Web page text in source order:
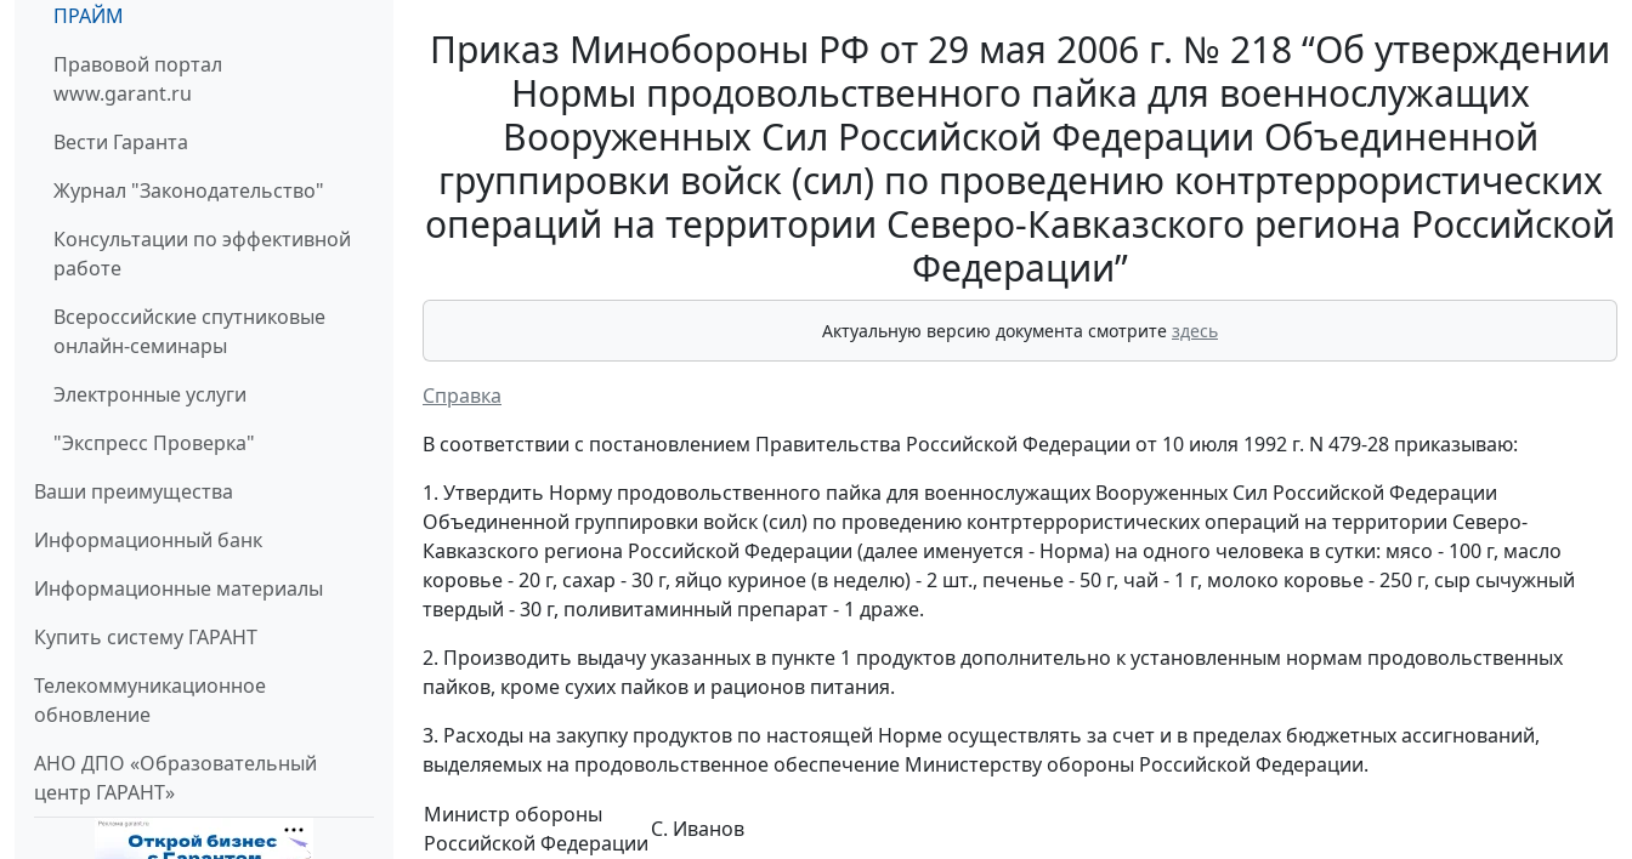
ПРАЙМ
Правовой портал
www.garant.ru
Вести Гаранта
Журнал "Законодательство"
Консультации по эффективной
работе
Всероссийские спутниковые
онлайн-семинары
Электронные услуги
"Экспресс Проверка"
Ваши преимущества
Информационный банк
Информационные материалы
Купить систему ГАРАНТ
Телекоммуникационное
обновление
АНО ДПО «Образовательный
центр ГАРАНТ»
Приказ Минобороны РФ от 29 мая 2006 г. № 218 “Об утверждении
Нормы продовольственного пайка для военнослужащих
Вооруженных Сил Российской Федерации Объединенной
группировки войск (сил) по проведению контртеррористических
операций на территории Северо-Кавказского региона Российской
Федерации”
Актуальную версию документа смотрите здесь
Справка
В соответствии с постановлением Правительства Российской Федерации от 10 июля 1992 г. N 479-28 приказываю:
1. Утвердить Норму продовольственного пайка для военнослужащих Вооруженных Сил Российской Федерации
Объединенной группировки войск (сил) по проведению контртеррористических операций на территории Северо-
Кавказского региона Российской Федерации (далее именуется - Норма) на одного человека в сутки: мясо - 100 г, масло
коровье - 20 г, сахар - 30 г, яйцо куриное (в неделю) - 2 шт., печенье - 50 г, чай - 1 г, молоко коровье - 250 г, сыр сычужный
твердый - 30 г, поливитаминный препарат - 1 драже.
2. Производить выдачу указанных в пункте 1 продуктов дополнительно к установленным нормам продовольственных
пайков, кроме сухих пайков и рационов питания.
3. Расходы на закупку продуктов по настоящей Норме осуществлять за счет и в пределах бюджетных ассигнований,
выделяемых на продовольственное обеспечение Министерству обороны Российской Федерации.
Министр обороны
Российской Федерации
С. Иванов